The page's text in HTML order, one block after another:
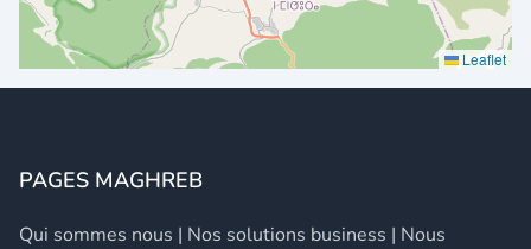
Leaflet
PAGES MAGHREB
Qui sommes nous | Nos solutions business | Nous